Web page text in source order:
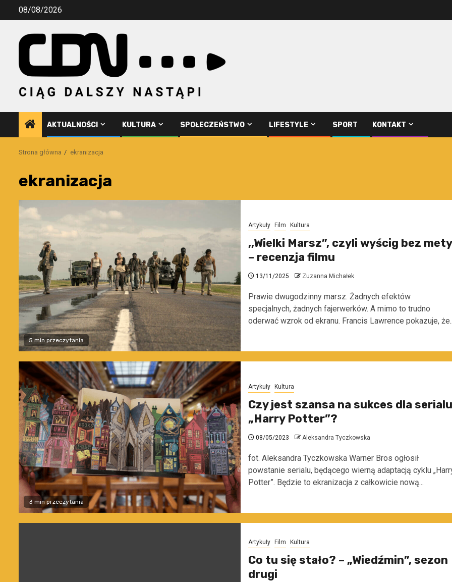
Przejdź08/08/2026
AKTUALNOŚCI KULTURA SPOŁECZEŃSTWO LIFESTYLE SPORT KONTAKT
Strona główna ekranizacja
ekranizacja
5 min przeczytania
Artykuły Film Kultura
,,Wielki Marsz”, czyli wyścig bez mety
– recenzja filmu
13/11/2025 Zuzanna Michałek
Prawie dwugodzinny marsz. Żadnych efektów
specjalnych, żadnych fajerwerków. A mimo to trudno
oderwać wzrok od ekranu. Francis Lawrence pokazuje,
3 min przeczytania
Artykuły Kultura
Czy jest szansa na sukces dla serialu
„Harry Potter”?
08/05/2023 Aleksandra Tyczkowska
fot. Aleksandra Tyczkowska Warner Bros ogłosił
powstanie serialu, będącego wierną adaptacją cyklu
Potter”. Będzie to ekranizacja z całkowicie nową...
Artykuły Film Kultura
Co tu się stało? – „Wiedźmin”, sezon
drugi